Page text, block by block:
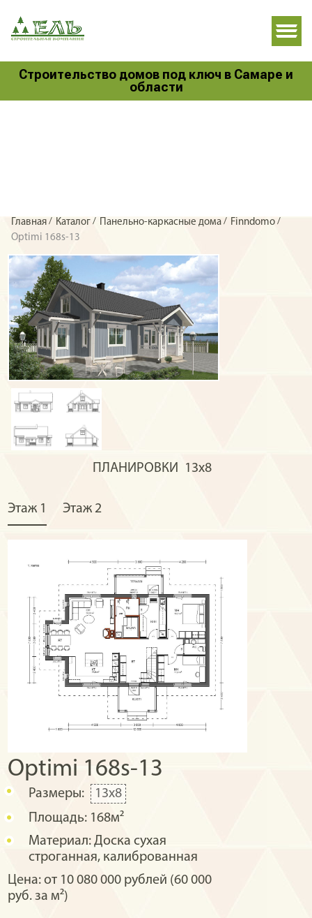
Строительство домов под ключ в Самаре и
области
Главная/ Каталог/ Панельно-каркасные дома/ Finndomo/
Optimi 168s-13
ПЛАНИРОВКИ 13x8
Этаж 1 Этаж 2
Optimi 168s-13
Размеры:
13x8
Площадь: 168м²
Материал: Доска сухая
строганная, калиброванная
Цена: от 10 080 000 рублей (60 000
руб. за м²)